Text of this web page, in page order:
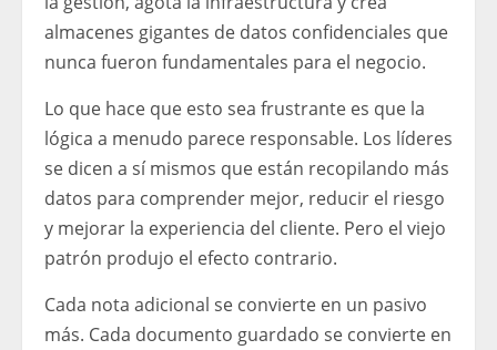
almacenes gigantes de datos confidenciales que
nunca fueron fundamentales para el negocio.
Lo que hace que esto sea frustrante es que la
lógica a menudo parece responsable. Los líderes
se dicen a sí mismos que están recopilando más
datos para comprender mejor, reducir el riesgo
y mejorar la experiencia del cliente. Pero el viejo
patrón produjo el efecto contrario.
Cada nota adicional se convierte en un pasivo
más. Cada documento guardado se convierte en